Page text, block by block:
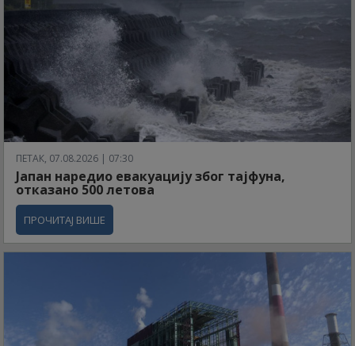
ПЕТАК, 07.08.2026 | 07:30
Јапан наредио евакуацију због тајфуна,
отказано 500 летова
ПРОЧИТАЈ ВИШЕ